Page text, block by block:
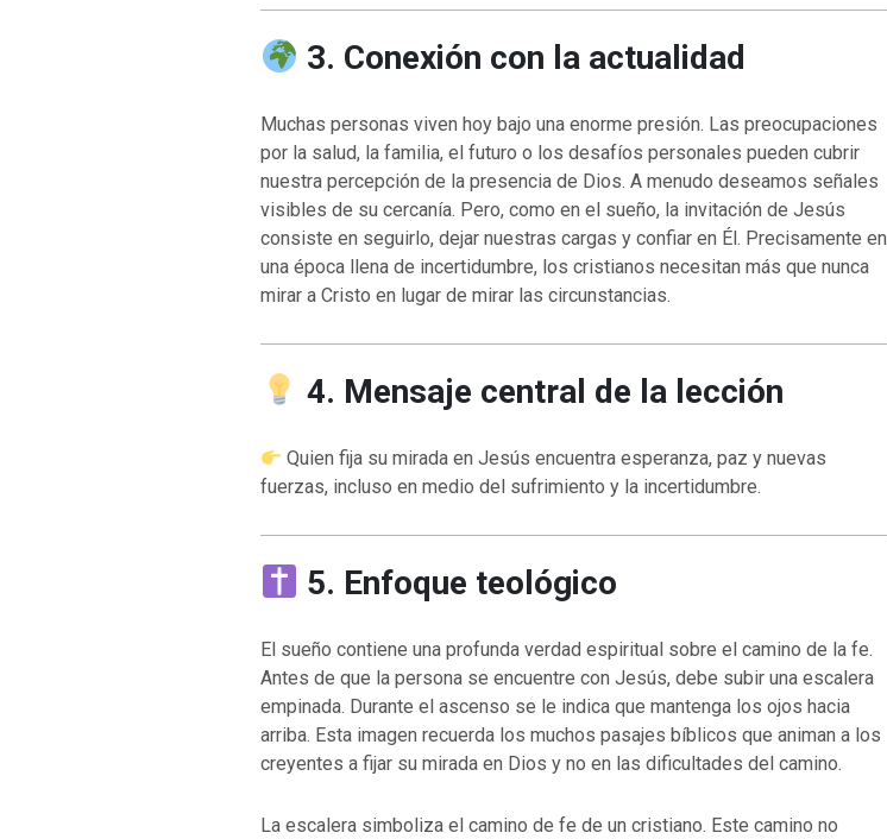
3. Conexión con la actualidad
Muchas personas viven hoy bajo una enorme presión. Las preocupaciones
por la salud, la familia, el futuro o los desafíos personales pueden cubrir
nuestra percepción de la presencia de Dios. A menudo deseamos señales
visibles de su cercanía. Pero, como en el sueño, la invitación de Jesús
consiste en seguirlo, dejar nuestras cargas y confiar en Él. Precisamente en
una época llena de incertidumbre, los cristianos necesitan más que nunca
mirar a Cristo en lugar de mirar las circunstancias.
4. Mensaje central de la lección
Quien fija su mirada en Jesús encuentra esperanza, paz y nuevas
fuerzas, incluso en medio del sufrimiento y la incertidumbre.
5. Enfoque teológico
El sueño contiene una profunda verdad espiritual sobre el camino de la fe.
Antes de que la persona se encuentre con Jesús, debe subir una escalera
empinada. Durante el ascenso se le indica que mantenga los ojos hacia
arriba. Esta imagen recuerda los muchos pasajes bíblicos que animan a los
creyentes a fijar su mirada en Dios y no en las dificultades del camino.
La escalera simboliza el camino de fe de un cristiano. Este camino no